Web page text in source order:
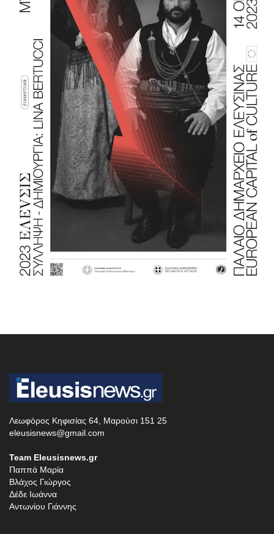
Λεωφόρος Κηφισίας 64, Μαρούσι 151 25
eleusisnews@gmail.com
Team Eleusisnews.gr
Παππά Μαρία
Βλάχος Γιώργος
Δέδε Ιωάννα
Αντωνίου Γιάννης